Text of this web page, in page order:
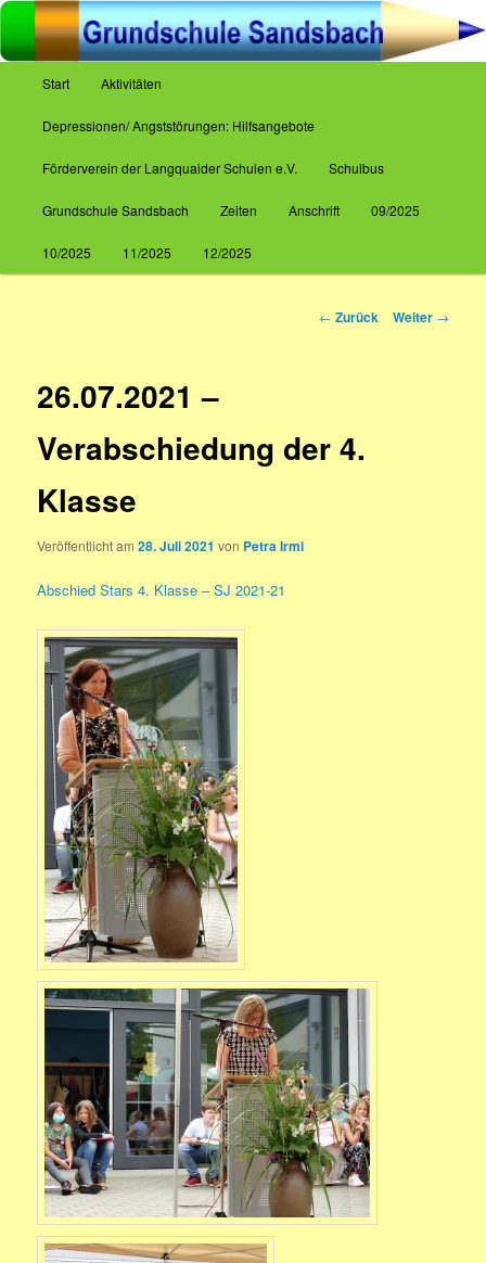
Zum
Inhalt
wechseln
Grundschule Sandsbach
Start Aktivitäten
Depressionen/ Angststörungen: Hilfsangebote
Förderverein der Langquaider Schulen e.V. Schulbus
Grundschule Sandsbach Zeiten Anschrift 09/2025
10/2025 11/2025 12/2025
Beitrags-
← Zurück Weiter →
26.07.2021 –
Verabschiedung der 4.
Klasse
Veröffentlicht am28. Juli 2021 von Petra Irmi
Abschied Stars 4. Klasse – SJ 2021-21